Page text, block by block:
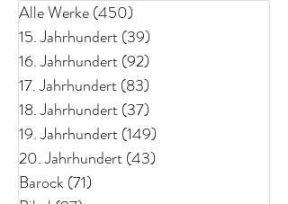
Alle Werke(450)
15. Jahrhundert(39)
16. Jahrhundert(92)
17. Jahrhundert(83)
18. Jahrhundert(37)
19. Jahrhundert(149)
20. Jahrhundert(43)
Barock(71)